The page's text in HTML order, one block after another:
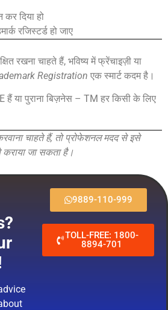
दिया हो
रजिस्टर्ड हो जाए
रखना चाहते हैं, भविष्य में फ्रेंचाइज़ी या
Registration एक स्मार्ट कदम है।
हैं या पुराना बिज़नेस – TM हर किसी के लिए
चाहते हैं, तो प्रोफेशनल मदद से इसे
जा सकता है।
9889-110-999
TOLL-FREE: 1800-
8894-701